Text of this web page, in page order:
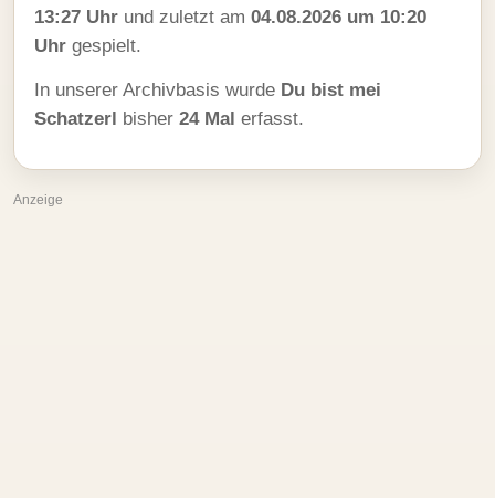
13:27 Uhr und zuletzt am 04.08.2026 um 10:20
Uhr gespielt.
In unserer Archivbasis wurde Du bist mei
Schatzerl bisher 24 Mal erfasst.
Anzeige